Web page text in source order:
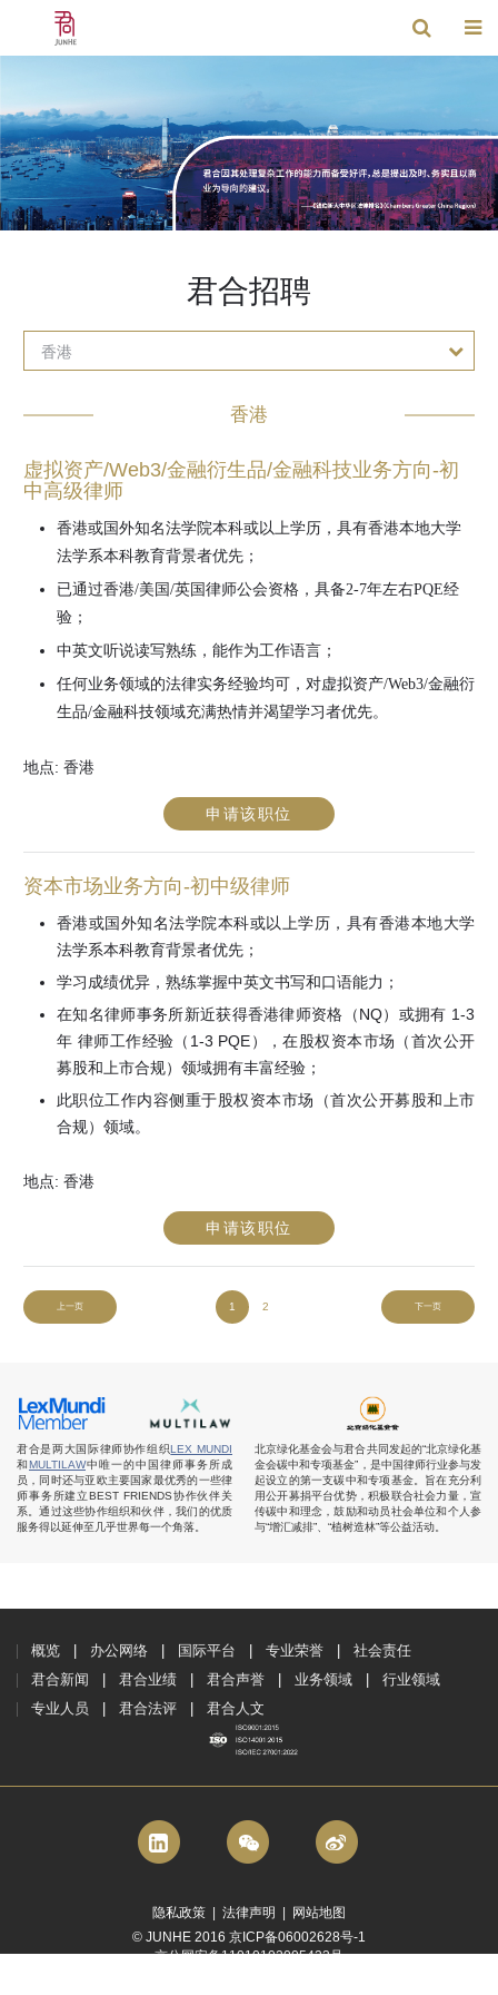
君合招聘
香港
香港
虚拟资产/Web3/金融衍生品/金融科技业务方向-初
中高级律师
香港或国外知名法学院本科或以上学历，具有香港本地大学
法学系本科教育背景者优先；
已通过香港/美国/英国律师公会资格，具备2-7年左右PQE经
验；
中英文听说读写熟练，能作为工作语言；
任何业务领域的法律实务经验均可，对虚拟资产/Web3/金融衍
生品/金融科技领域充满热情并渴望学习者优先。
地点: 香港
申请该职位
资本市场业务方向-初中级律师
香港或国外知名法学院本科或以上学历，具有香港本地大学
法学系本科教育背景者优先；
学习成绩优异，熟练掌握中英文书写和口语能力；
在知名律师事务所新近获得香港律师资格（NQ）或拥有 1-3
年 律师工作经验（1-3 PQE），在股权资本市场（首次公开
募股和上市合规）领域拥有丰富经验；
此职位工作内容侧重于股权资本市场（首次公开募股和上市
合规）领域。
地点: 香港
申请该职位
上一页 1 2 下一页
君合是两大国际律师协作组织LEX MUNDI
和MULTILAW中唯一的中国律师事务所成
员，同时还与亚欧主要国家最优秀的一些律
师事务所建立BEST FRIENDS协作伙伴关
系。通过这些协作组织和伙伴，我们的优质
服务得以延伸至几乎世界每一个角落。
北京绿化基金会与君合共同发起的“北京绿化基
金会碳中和专项基金”，是中国律师行业参与发
起设立的第一支碳中和专项基金。旨在充分利
用公开募捐平台优势，积极联合社会力量，宣
传碳中和理念，鼓励和动员社会单位和个人参
与“增汇减排”、“植树造林”等公益活动。
概览 办公网络 国际平台 专业荣誉
社会责任
君合新闻
君合业绩 君合声誉 业务领域
行业领域
专业人员
君合法评 君合人文
隐私政策 法律声明
网站地图
© JUNHE 2016 京ICP备06002628号-1
京公网安备11010102005423号